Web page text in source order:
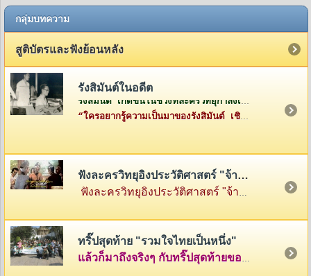
กลุ่มบทความ
สูติบัตรและฟังย้อนหลัง
รังสิมันต์ในอดีต
รังสิมันต์ เกิดขึ้นในช่วงที่ละครวิทยุกำลังเฟื่องฟูอยู่ในยุคกว่า 60 ปีที่แล้ว โดยคุณวีระ จิรา (สี่เสี่ย ยีซีม่อน) ผู้จัดการและเจ้าของห้องบันทึกเสียงบริษัท ยีซีม่อน เรดิโอ จำกัด (
“ใครอยากรู้ความเป็นมาของรังสิมันต์ เชิญทางนี้ค่ะ”
ฟังละครวิทยุอิงประวัติศาสตร์ "จ้าวสามแผ่นดิน"
ฟังละครวิทยุอิงประวัติศาสตร์ "จ้าวสามแผ่นดิน" เรื่องราวของสามกษัตริย์ผู้ยิ่งใหญ่แห่งสามแคว้น พ่อขุนรามคำแหง แห่งสุโขทัย พญามังราย แห่งหิรัญนครเงินยาง และพญางำเมือง แห่งภูกามยาว
ทริ๊ปสุดท้าย "รวมใจไทยเป็นหนึ่ง"
แล้วก็มาถึงจริงๆ กับทริ๊ปสุดท้ายของรายการ "รวมใจไทยเป็นหนึ่ง" ที่เต็มไปด้วยความสนุกสนานและความตรึงใจ คลุกเคล้าด้วยกับเสียงหัวเราะและร้องไห้ นำภาพมาฝากกันพอเลาๆ ในบ้านรังสิมันต์แห่งนี้ครับ แต่ถ้าอยากดูต่อ ก็คลิ๊กดูใต้ภาพในบทความได้เลยครับ